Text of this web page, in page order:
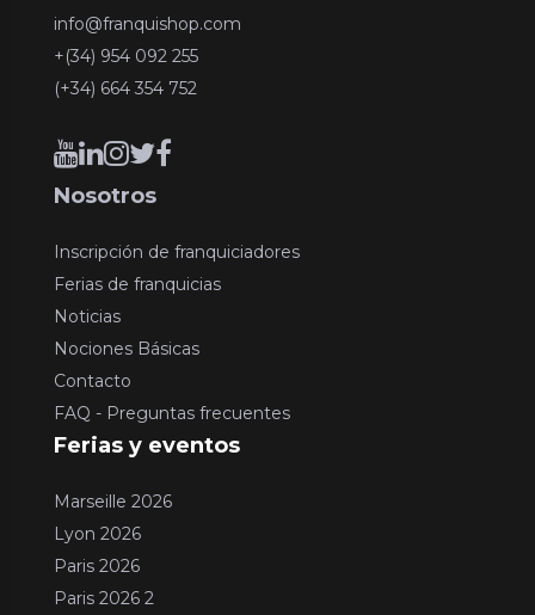
info@franquishop.com
+(34) 954 092 255
(+34) 664 354 752
Nosotros
Inscripción de franquiciadores
Ferias de franquicias
Noticias
Nociones Básicas
Contacto
FAQ - Preguntas frecuentes
Ferias y eventos
Marseille 2026
Lyon 2026
Paris 2026
Paris 2026 2